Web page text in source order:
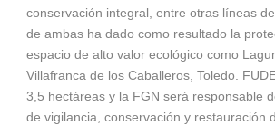
conservación integral, entre otras líneas
de ambas ha dado como resultado la
espacio de alto valor ecológico como
Villafranca de los Caballeros, Toledo.
3,5 hectáreas y la FGN será responsable
de vigilancia, conservación y restauración